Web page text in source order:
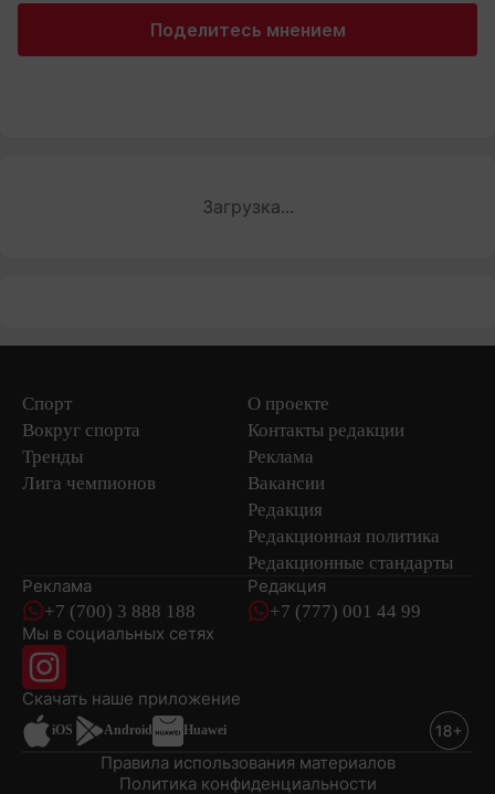
Поделитесь мнением
Загрузка...
Спорт
Вокруг спорта
Тренды
Лига чемпионов
О проекте
Контакты редакции
Реклама
Вакансии
Редакция
Редакционная политика
Редакционные стандарты
Реклама
+7 (700) 3 888 188
Редакция
+7 (777) 001 44 99
Мы в социальных сетях
Скачать наше приложениеновостей
iOS Android Huawei
Политика конфиденциальности
Правила использования материалов